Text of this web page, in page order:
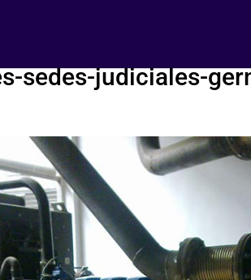
sedes-judiciales-